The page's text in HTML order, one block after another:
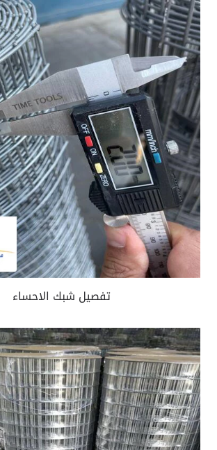
تفصيل شبك الاحساء